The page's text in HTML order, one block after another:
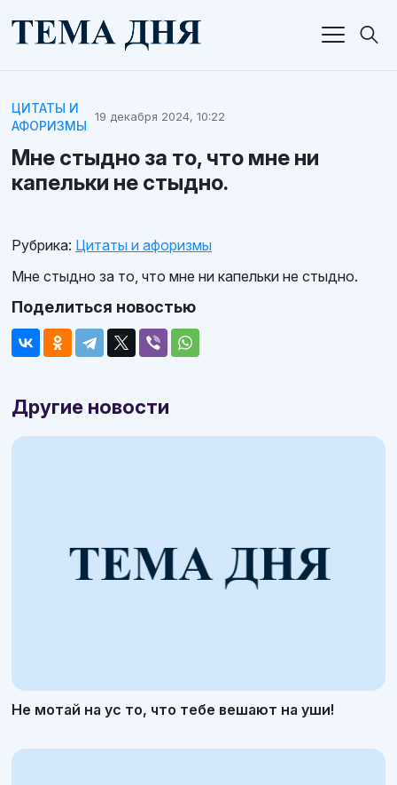
ЦИТАТЫ И
АФОРИЗМЫ
19 декабря 2024, 10:22
Мне стыдно за то, что мне ни
капельки не стыдно.
Рубрика: Цитаты и афоризмы
Мне стыдно за то, что мне ни капельки не стыдно.
Поделиться новостью
Другие новости
Не мотай на ус то, что тебе вешают на уши!